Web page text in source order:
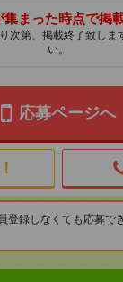
集まった時点で掲
次第、掲載終了致しま
い。
応募ページへ
登録しなくても応募で